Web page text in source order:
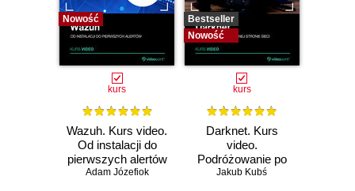
Nowość
kurs
Wazuh. Kurs video.
Od instalacji do
pierwszych alertów
Adam Józefiok
Bestseller
Nowość
kurs
Darknet. Kurs
video.
Podróżowanie po
ciemnej stronie
Jakub Kubś